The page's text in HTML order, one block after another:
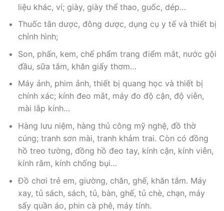
liệu khác, ví; giày, giày thể thao, guốc, dép…
Thuốc tân dược, đông dược, dụng cụ y tế và thiết bị
chỉnh hình;
Son, phấn, kem, chế phẩm trang điểm mắt, nước gội
đầu, sữa tắm, khăn giấy thơm…
Máy ảnh, phim ảnh, thiết bị quang học và thiết bị
chính xác; kính đeo mắt, máy đo độ cận, độ viễn,
mài lắp kính…
Hàng lưu niệm, hàng thủ công mỹ nghệ, đồ thờ
cúng; tranh sơn mài, tranh khảm trai. Còn có đồng
hồ treo tường, đồng hồ đeo tay, kính cận, kính viễn,
kính râm, kính chống bụi…
Đồ chơi trẻ em, giường, chăn, ghế, khăn tắm. Máy
xay, tủ sách, sách, tủ, bàn, ghế, tủ chè, chạn, máy
sấy quần áo, phin cà phê, máy tính.